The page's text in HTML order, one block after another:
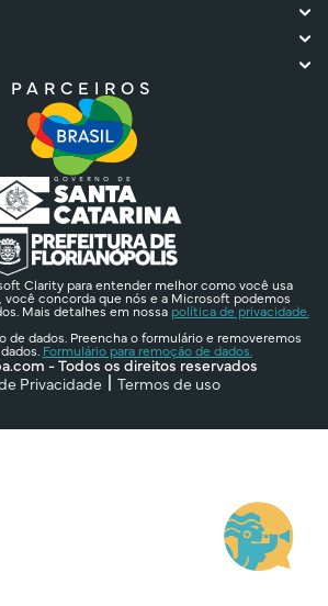
PARCEIROS
Clarity para entender melhor como você usa
você concorda que nós e a Microsoft podemos
Mais detalhes em nossa política de privacidade.
de dados. Preencha o formulário e removeremos
Formulário para remoção de dados.
- Todos os direitos reservados
Privacidade
Termos de uso